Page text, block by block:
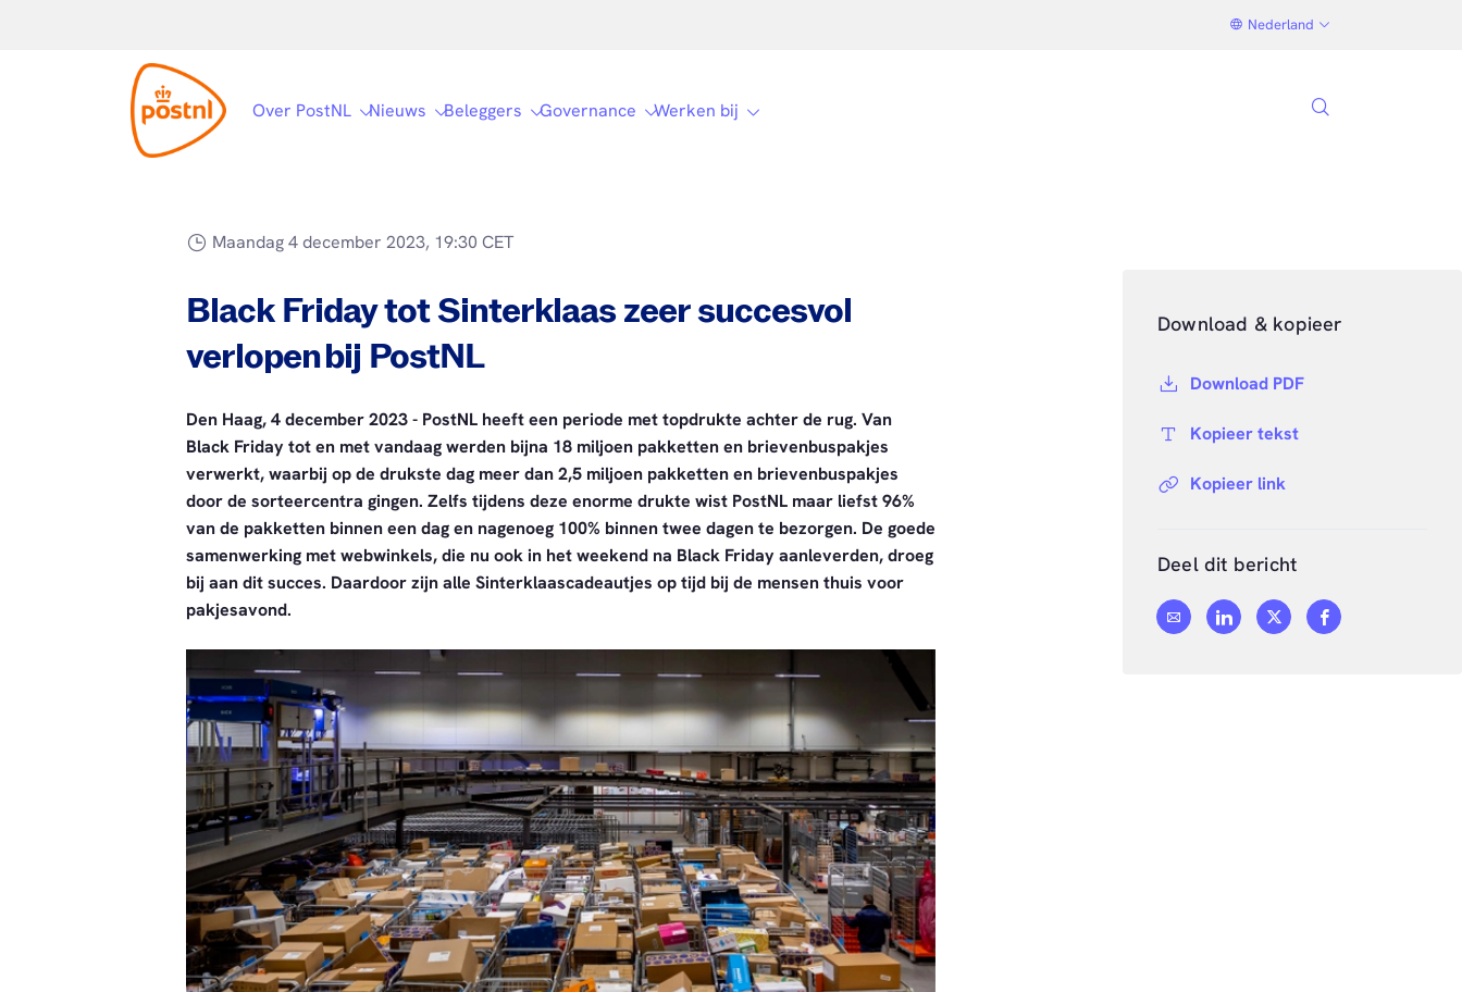
Nederland
Nieuws
Over PostNL Beleggers Governance Werken bij
Maandag 4 december 2023, 19:30 CET
Black Friday tot Sinterklaas zeer succesvol
verlopen bij PostNL
Den Haag, 4 december 2023 - PostNL heeft een periode met topdrukte achter de rug. Van
Black Friday tot en met vandaag werden bijna 18 miljoen pakketten en brievenbuspakjes
verwerkt, waarbij op de drukste dag meer dan 2,5 miljoen pakketten en brievenbuspakjes
door de sorteercentra gingen. Zelfs tijdens deze enorme drukte wist PostNL maar liefst 96%
van de pakketten binnen een dag en nagenoeg 100% binnen twee dagen te bezorgen. De goede
samenwerking met webwinkels, die nu ook in het weekend na Black Friday aanleverden, droeg
bij aan dit succes. Daardoor zijn alle Sinterklaascadeautjes op tijd bij de mensen thuis voor
pakjesavond.
Download & kopieer
Download PDF
Kopieer tekst
Kopieer link
Deel dit bericht